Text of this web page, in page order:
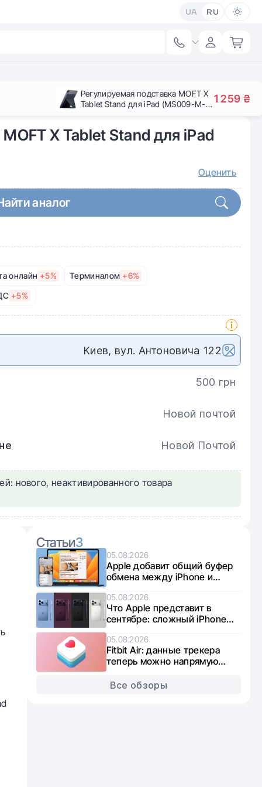
UA RU
Регулируемая подставка MOFT X
Tablet Stand для iPad (MS009-M-
1 259 ₴
X Tablet Stand для iPad
Оценить
аналог
онлайн +5% Терминалом +6%
+5%
Киев, вул. Антоновича 122
500 грн
Новой почтой
Новой Почтой
нового, неактивированного товара
Статьи3
05.08.2026
Apple добавит общий буфер
обмена между iPhone и
Windows по требованию
Евросоюза и Microsoft
05.08.2026
Что Apple представит в
сентябре: сложный iPhone
Ultra, iPhone 18 Pro и умные
часы
05.08.2026
Fitbit Air: данные трекера
теперь можно напрямую
синхронизировать с Apple
Health
Все обзоры